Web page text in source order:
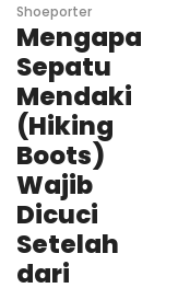
Shoeporter
Mengapa
Sepatu
Mendaki
(Hiking
Boots)
Wajib
Dicuci
Setelah
dari